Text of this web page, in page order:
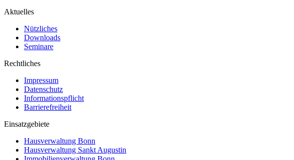
Aktuelles
Nützliches
Downloads
Seminare
Rechtliches
Impressum
Datenschutz
Informationspflicht
Barrierefreiheit
Einsatzgebiete
Hausverwaltung Bonn
Hausverwaltung Sankt Augustin